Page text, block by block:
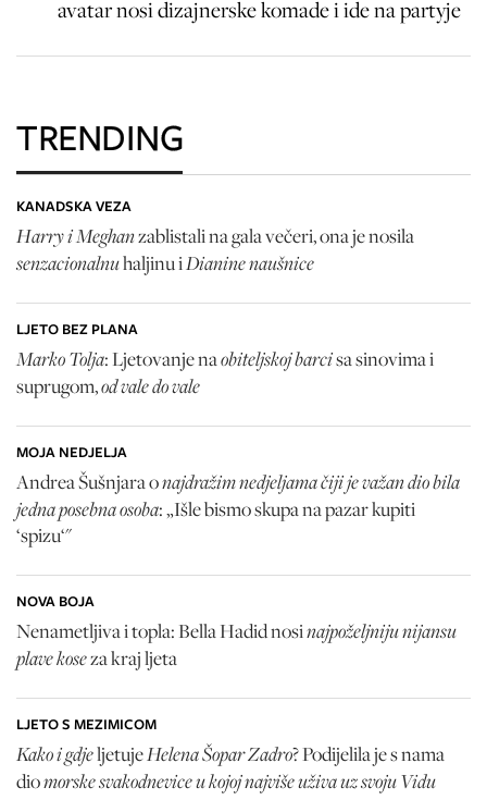
avatar nosi dizajnerske komade i ide na partyje
TRENDING
KANADSKA VEZA
Harry i Meghanzablistali na gala večeri, ona je nosila
senzacionalnuhaljinu i Dianine naušnice
LJETO BEZ PLANA
Marko Tolja: Ljetovanje naobiteljskoj barcisa sinovima i
suprugom,od vale do vale
MOJA NEDJELJA
Andrea Šušnjara onajdražim nedjeljama čiji je važan dio bila
jedna posebna osoba: „Išle bismo skupa na pazar kupiti
‘spizu‘"
NOVA BOJA
Nenametljiva i topla: Bella Hadid nosinajpoželjniju nijansu
plave koseza kraj ljeta
LJETO S MEZIMICOM
Kako i gdjeljetujeHelena Šopar Zadro? Podijelila je s nama
diomorske svakodnevice u kojoj najviše uživa uz svoju Vidu